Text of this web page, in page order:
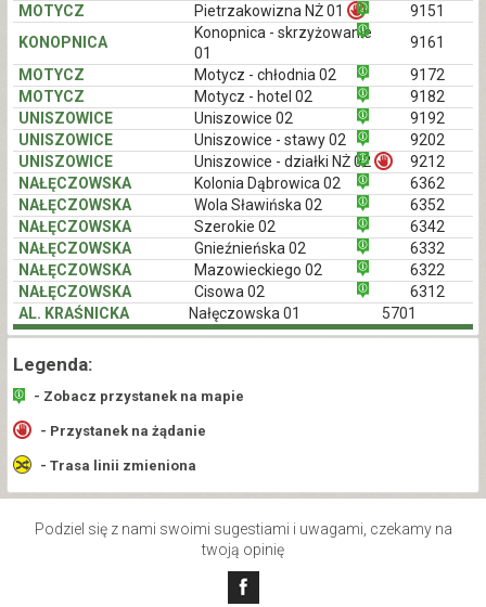
MOTYCZ
Pietrzakowizna NŻ 01
9151
KONOPNICA
Konopnica - skrzyżowanie
01
9161
MOTYCZ
Motycz - chłodnia 02
9172
MOTYCZ
Motycz - hotel 02
9182
UNISZOWICE
Uniszowice 02
9192
UNISZOWICE
Uniszowice - stawy 02
9202
UNISZOWICE
Uniszowice - działki NŻ 02
9212
NAŁĘCZOWSKA
Kolonia Dąbrowica 02
6362
NAŁĘCZOWSKA
Wola Sławińska 02
6352
NAŁĘCZOWSKA
Szerokie 02
6342
NAŁĘCZOWSKA
Gnieźnieńska 02
6332
NAŁĘCZOWSKA
Mazowieckiego 02
6322
NAŁĘCZOWSKA
Cisowa 02
6312
AL. KRAŚNICKA
Nałęczowska 01 5701
Legenda:
- Zobacz przystanek na mapie
- Przystanek na żądanie
- Trasa linii zmieniona
Podziel się z nami swoimi sugestiami i uwagami, czekamy na
twoją opinię